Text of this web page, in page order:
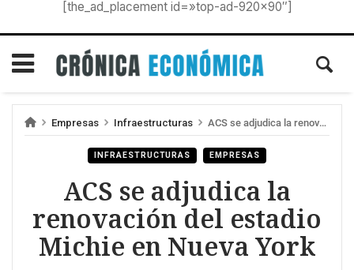
[the_ad_placement id=»top-ad-920×90″]
Empresas Infraestructuras ACS se adjudica la renovación del estadio Michie en Nueva York
INFRAESTRUCTURAS EMPRESAS
ACS se adjudica la
renovación del estadio
Michie en Nueva York